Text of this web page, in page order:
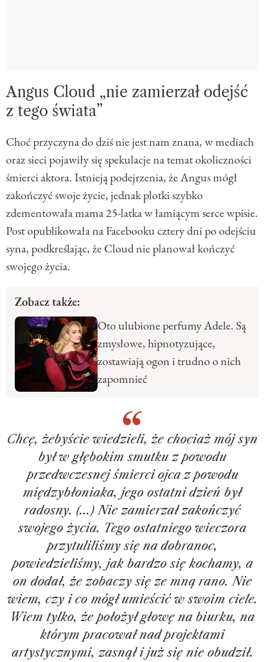
Angus Cloud „nie zamierzał odejść
z tego świata”
Choć przyczyna do dziś nie jest nam znana, w mediach
oraz sieci pojawiły się spekulacje na temat okoliczności
śmierci aktora. Istnieją podejrzenia, że Angus mógł
zakończyć swoje życie, jednak plotki szybko
zdementowała mama 25-latka w łamiącym serce wpisie.
Post opublikowała na Facebooku cztery dni po odejściu
syna, podkreślając, że Cloud nie planował kończyć
swojego życia.
Zobacz także:
Oto ulubione perfumy Adele. Są
zmysłowe, hipnotyzujące,
zostawiają ogon i trudno o nich
zapomnieć
Chcę, żebyście wiedzieli, że chociaż mój syn
był w głębokim smutku z powodu
przedwczesnej śmierci ojca z powodu
międzybłoniaka, jego ostatni dzień był
radosny. (...) Nie zamierzał zakończyć
swojego życia. Tego ostatniego wieczora
przytuliliśmy się na dobranoc,
powiedzieliśmy, jak bardzo się kochamy, a
on dodał, że zobaczy się ze mną rano. Nie
wiem, czy i co mógł umieścić w swoim ciele.
Wiem tylko, że położył głowę na biurku, na
którym pracował nad projektami
artystycznymi, zasnął i już się nie obudził.